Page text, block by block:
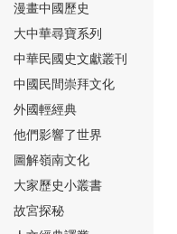
⑯
⑰
漫畫中國歷史
大中華尋寶系列
中華民國史文獻叢刊
中國民間崇拜文化
外國輕經典
他們影響了世界
圖解嶺南文化
大家歷史小叢書
故宮探秘